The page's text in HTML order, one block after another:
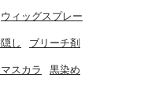
ウィッグスプレー
し ブリーチ剤
スカラ 黒染め